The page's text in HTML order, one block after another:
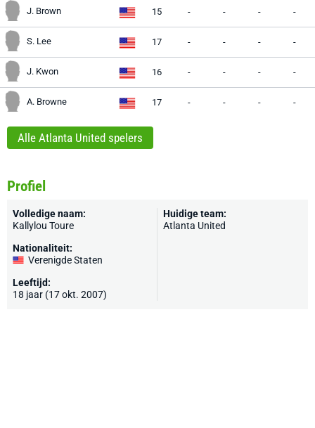
J. Brown 15 - - - -
S. Lee 17 - - - -
J. Kwon 16 - - - -
A. Browne 17 - - - -
Alle Atlanta United spelers
Profiel
Volledige naam:
Kallylou Toure
Nationaliteit:
Verenigde Staten
Leeftijd:
18 jaar (17 okt. 2007)
Huidige team:
Atlanta United